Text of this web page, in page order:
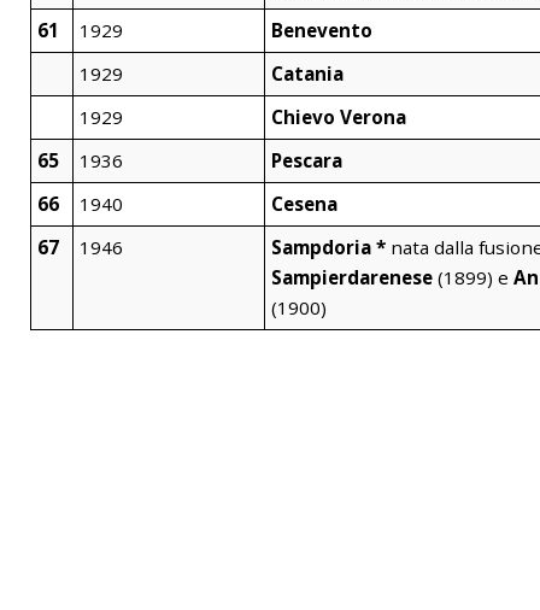
61
1929
Benevento
1929
Catania
1929
Chievo Verona
65
1936
Pescara
66
1940
Cesena
67
1946 Sampdoria * nata dalla
Sampierdarenese (1899) e
(1900)